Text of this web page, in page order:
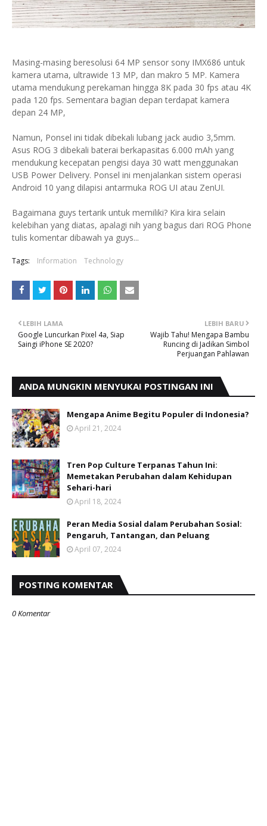
Masing-masing beresolusi 64 MP sensor sony IMX686 untuk
kamera utama, ultrawide 13 MP, dan makro 5 MP. Kamera
utama mendukung perekaman hingga 8K pada 30 fps atau 4K
pada 120 fps. Sementara bagian depan terdapat kamera
depan 24 MP,
Namun, Ponsel ini tidak dibekali lubang jack audio 3,5mm.
Asus ROG 3 dibekali baterai berkapasitas 6.000 mAh yang
mendukung kecepatan pengisi daya 30 watt menggunakan
USB Power Delivery. Ponsel ini menjalankan sistem operasi
Android 10 yang dilapisi antarmuka ROG UI atau ZenUI.
Bagaimana guys tertarik untuk memiliki? Kira kira selain
kelebihan yang diatas, apalagi nih yang bagus dari ROG Phone
tulis komentar dibawah ya guys...
Tags: Information Technology
LEBIH BARU
Wajib Tahu! Mengapa Bambu
Runcing di Jadikan Simbol
Perjuangan Pahlawan
LEBIH LAMA
Google Luncurkan Pixel 4a, Siap
Saingi iPhone SE 2020?
ANDA MUNGKIN MENYUKAI POSTINGAN INI
Mengapa Anime Begitu Populer di Indonesia?
April 21, 2024
Tren Pop Culture Terpanas Tahun Ini:
Memetakan Perubahan dalam Kehidupan
Sehari-hari
April 18, 2024
Peran Media Sosial dalam Perubahan Sosial:
Pengaruh, Tantangan, dan Peluang
April 07, 2024
POSTING KOMENTAR
0 Komentar